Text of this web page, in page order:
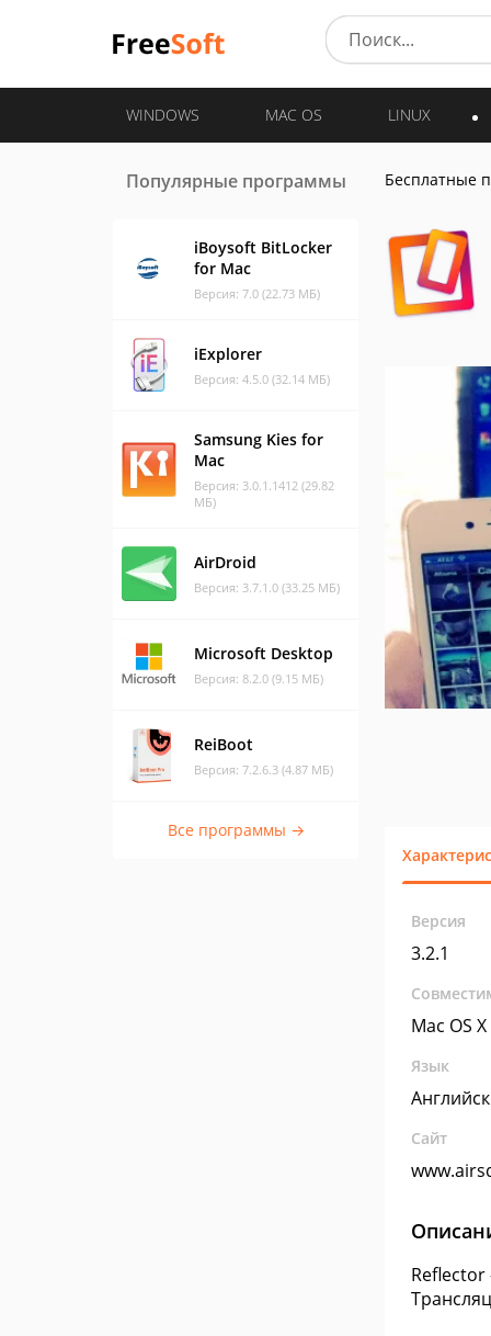
WINDOWS MAC OS LINUX
Популярные программы
iBoysoft BitLocker
for Mac
Версия: 7.0 (22.73 МБ)
iExplorer
Версия: 4.5.0 (32.14 МБ)
Samsung Kies for
Mac
Версия: 3.0.1.1412 (29.82
МБ)
AirDroid
Версия: 3.7.1.0 (33.25 МБ)
Microsoft Desktop
Версия: 8.2.0 (9.15 МБ)
ReiBoot
Версия: 7.2.6.3 (4.87 МБ)
Все программы →
Бесплатные
Версия
3.2.1
Mac OS X
Язык
Сайт
Reflector